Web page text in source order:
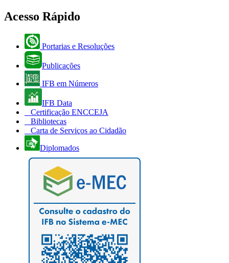
Acesso Rápido
Portarias e Resoluções
Publicações
IFB em Números
IFB Data
Certificação ENCCEJA
Bibliotecas
Carta de Serviços ao Cidadão
Diplomados